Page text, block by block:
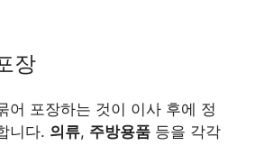
장
어 포장하는 것이 이사 후에 정
니다. 의류, 주방용품 등을 각각